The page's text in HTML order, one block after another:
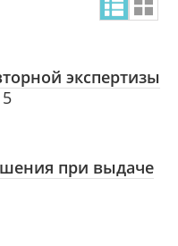
экспертизы
5
при выдаче